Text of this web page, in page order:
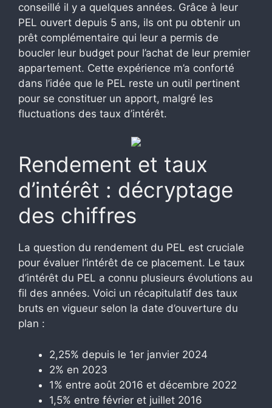
conseillé il y a quelques années. Grâce à leur
PEL ouvert depuis 5 ans, ils ont pu obtenir un
prêt complémentaire qui leur a permis de
boucler leur budget pour l’achat de leur premier
appartement. Cette expérience m’a conforté
dans l’idée que le PEL reste un outil pertinent
pour se constituer un apport, malgré les
fluctuations des taux d’intérêt.
Rendement et taux
d’intérêt : décryptage
des chiffres
La question du rendement du PEL est cruciale
pour évaluer l’intérêt de ce placement. Le taux
d’intérêt du PEL a connu plusieurs évolutions au
fil des années. Voici un récapitulatif des taux
bruts en vigueur selon la date d’ouverture du
plan :
2,25% depuis le 1er janvier 2024
2% en 2023
1% entre août 2016 et décembre 2022
1,5% entre février et juillet 2016